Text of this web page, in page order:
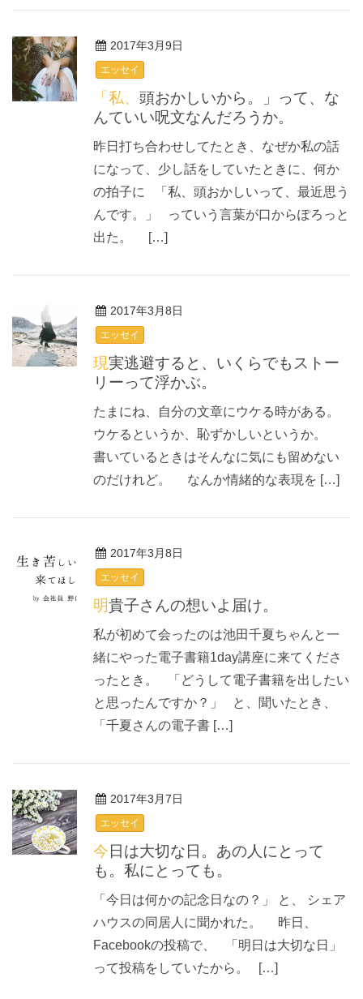
2017年3月9日
エッセイ
「私、頭おかしいから。」って、な
んていい呪文なんだろうか。
昨日打ち合わせしてたとき、なぜか私の話
になって、少し話をしていたときに、何か
の拍子に 「私、頭おかしいって、最近思う
んです。」 っていう言葉が口からぽろっと
出た。 […]
2017年3月8日
エッセイ
現実逃避すると、いくらでもストー
リーって浮かぶ。
たまにね、自分の文章にウケる時がある。
ウケるというか、恥ずかしいというか。
書いているときはそんなに気にも留めない
のだけれど。 なんか情緒的な表現を […]
2017年3月8日
エッセイ
明貴子さんの想いよ届け。
私が初めて会ったのは池田千夏ちゃんと一
緒にやった電子書籍1day講座に来てくださ
ったとき。 「どうして電子書籍を出したい
と思ったんですか？」 と、聞いたとき、
「千夏さんの電子書 […]
2017年3月7日
エッセイ
今日は大切な日。あの人にとって
も。私にとっても。
「今日は何かの記念日なの？」 と、 シェア
ハウスの同居人に聞かれた。 昨日、
Facebookの投稿で、 「明日は大切な日」
って投稿をしていたから。 […]